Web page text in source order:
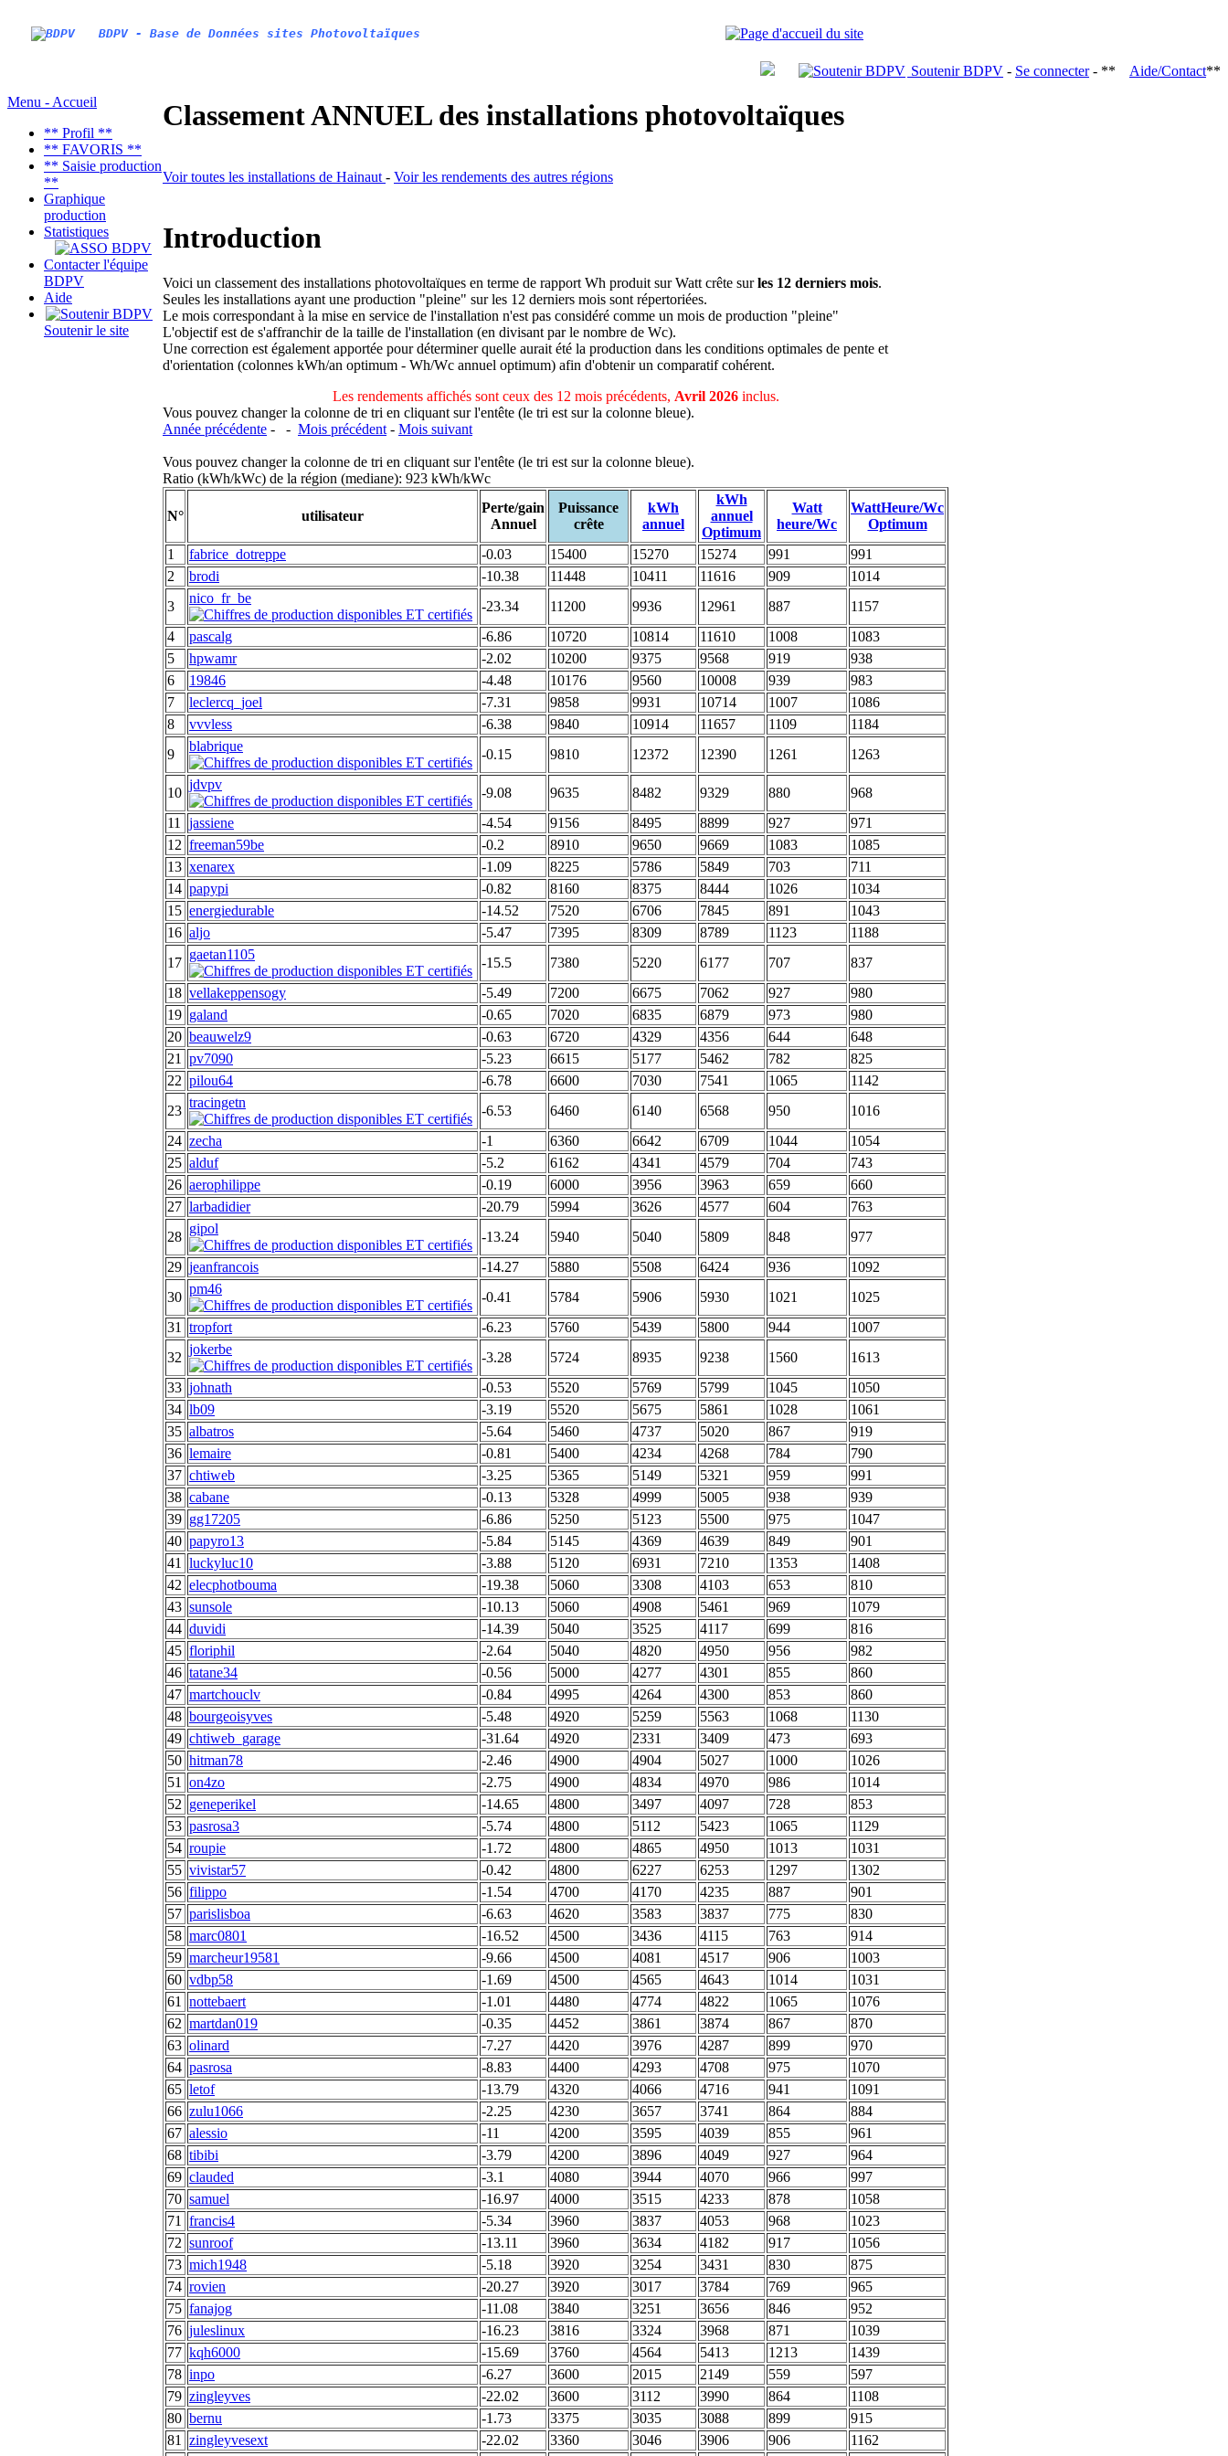
BDPV - Base de Données sites Photovoltaïques
Soutenir BDPV - Se connecter- ** Aide/Contact**
Menu - Accueil
** Profil **
** FAVORIS **
** Saisie production
**
Graphique
production
Statistiques
Contacter l'équipe
BDPV
Aide
Soutenir le site
Classement ANNUEL des installations photovoltaïques
Voir toutes les installations de Hainaut - Voir les rendements des autres régions
Introduction
Voici un classement des installations photovoltaïques en terme de rapport Wh produit sur Watt crête surles 12 derniers mois.
Seules les installations ayant une production "pleine" sur les 12 derniers mois sont répertoriées.
Le mois correspondant à la mise en service de l'installation n'est pas considéré comme un mois de production "pleine"
L'objectif est de s'affranchir de la taille de l'installation (en divisant par le nombre de Wc).
Une correction est également apportée pour déterminer quelle aurait été la production dans les conditions optimales de pente et
d'orientation (colonnes kWh/an optimum - Wh/Wc annuel optimum) afin d'obtenir un comparatif cohérent.
Les rendements affichés sont ceux des 12 mois précédents, Avril 2026inclus.
Vous pouvez changer la colonne de tri en cliquant sur l'entête (le tri est sur la colonne bleue).
Année précédente - - Mois précédent - Mois suivant
Vous pouvez changer la colonne de tri en cliquant sur l'entête (le tri est sur la colonne bleue).
Ratio (kWh/kWc) de la région (mediane): 923 kWh/kWc
N° utilisateur
Perte/gain
Annuel
Puissance
crête
kWh
annuel
kWh
annuel
Optimum
Watt
heure/Wc
WattHeure/Wc
Optimum
1
fabrice_dotreppe -0.03 15400 15270 15274 991
991
2
brodi -10.38 11448 10411 11616 909
1014
3
nico_fr_be
-23.34 11200 9936 12961 887
1157
4
pascalg -6.86 10720 10814 11610 1008
1083
5
hpwamr -2.02 10200 9375 9568 919
938
6
19846 -4.48 10176 9560 10008 939
983
7
leclercq_joel -7.31 9858 9931 10714 1007
1086
8
vvvless -6.38 9840 10914 11657 1109
1184
9
blabrique
-0.15 9810 12372 12390 1261 1263
10
jdvpv
-9.08 9635 8482 9329 880
968
11
jassiene -4.54 9156 8495 8899 927
971
12 freeman59be -0.2 8910 9650 9669 1083
1085
13 xenarex -1.09 8225 5786 5849 703
711
14 papypi -0.82 8160 8375 8444 1026
1034
15 energiedurable -14.52 7520 6706 7845 891
1043
16 aljo -5.47 7395 8309 8789 1123
1188
17
gaetan1105
-15.5 7380 5220 6177 707
837
18 vellakeppensogy -5.49 7200 6675 7062 927
980
19 galand -0.65 7020 6835 6879 973
980
20 beauwelz9 -0.63 6720 4329 4356 644
648
21
pv7090 -5.23 6615 5177 5462 782
825
22 pilou64 -6.78 6600 7030 7541 1065
1142
23
tracingetn
-6.53 6460 6140 6568 950
1016
24 zecha -1 6360 6642 6709 1044
1054
25 alduf -5.2 6162 4341 4579 704
743
26 aerophilippe -0.19 6000 3956 3963 659
660
27 larbadidier -20.79 5994 3626 4577 604
763
28
gipol
-13.24 5940 5040 5809 848
977
29 jeanfrancois -14.27 5880 5508 6424 936
1092
30
pm46
-0.41 5784 5906 5930 1021
1025
31
tropfort -6.23 5760 5439 5800 944
1007
32
jokerbe
-3.28 5724 8935 9238 1560
1613
33 johnath -0.53 5520 5769 5799 1045
1050
34 lb09 -3.19 5520 5675 5861 1028
1061
35 albatros -5.64 5460 4737 5020 867
919
36 lemaire -0.81 5400 4234 4268 784
790
37 chtiweb -3.25 5365 5149 5321 959
991
38 cabane -0.13 5328 4999 5005 938
939
39 gg17205 -6.86 5250 5123 5500 975
1047
40 papyro13 -5.84 5145 4369 4639 849
901
41
luckyluc10 -3.88 5120 6931 7210 1353
1408
42 elecphotbouma -19.38 5060 3308 4103 653
810
43 sunsole -10.13 5060 4908 5461 969
1079
44 duvidi -14.39 5040 3525 4117 699
816
45 floriphil -2.64 5040 4820 4950 956
982
46 tatane34 -0.56 5000 4277 4301 855
860
47 martchouclv -0.84 4995 4264 4300 853
860
48 bourgeoisyves -5.48 4920 5259 5563 1068
1130
49 chtiweb_garage -31.64 4920 2331 3409 473
693
50 hitman78 -2.46 4900 4904 5027 1000
1026
51
on4zo -2.75 4900 4834 4970 986
1014
52 geneperikel -14.65 4800 3497 4097 728
853
53 pasrosa3 -5.74 4800 5112 5423 1065
1129
54 roupie -1.72 4800 4865 4950 1013
1031
55 vivistar57 -0.42 4800 6227 6253 1297
1302
56 filippo -1.54 4700 4170 4235 887
901
57 parislisboa -6.63 4620 3583 3837 775
830
58 marc0801 -16.52 4500 3436 4115 763
914
59 marcheur19581 -9.66 4500 4081 4517 906
1003
60 vdbp58 -1.69 4500 4565 4643 1014
1031
61
nottebaert -1.01 4480 4774 4822 1065
1076
62 martdan019 -0.35 4452 3861 3874 867
870
63 olinard -7.27 4420 3976 4287 899
970
64 pasrosa -8.83 4400 4293 4708 975
1070
65 letof -13.79 4320 4066 4716 941
1091
66 zulu1066 -2.25 4230 3657 3741 864
884
67 alessio -11 4200 3595 4039 855
961
68 tibibi -3.79 4200 3896 4049 927
964
69 clauded -3.1 4080 3944 4070 966
997
70 samuel -16.97 4000 3515 4233 878
1058
71
francis4 -5.34 3960 3837 4053 968
1023
72 sunroof -13.11 3960 3634 4182 917
1056
73 mich1948 -5.18 3920 3254 3431 830
875
74 rovien -20.27 3920 3017 3784 769
965
75 fanajog -11.08 3840 3251 3656 846
952
76 juleslinux -16.23 3816 3324 3968 871
1039
77 kqh6000 -15.69 3760 4564 5413 1213
1439
78 inpo -6.27 3600 2015 2149 559
597
79 zingleyves -22.02 3600 3112 3990 864
1108
80 bernu -1.73 3375 3035 3088 899
915
81
zingleyvesext -22.02 3360 3046 3906 906
1162